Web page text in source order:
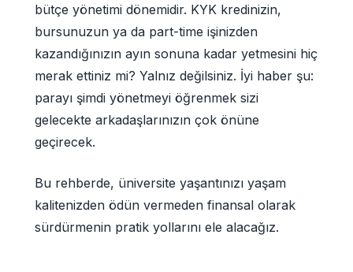
bütçe yönetimi dönemidir. KYK kredinizin,
bursunuzun ya da part-time işinizden
kazandığınızın ayın sonuna kadar yetmesini hiç
merak ettiniz mi? Yalnız değilsiniz. İyi haber şu:
parayı şimdi yönetmeyi öğrenmek sizi
gelecekte arkadaşlarınızın çok önüne
geçirecek.
Bu rehberde, üniversite yaşantınızı yaşam
kalitenizden ödün vermeden finansal olarak
sürdürmenin pratik yollarını ele alacağız.